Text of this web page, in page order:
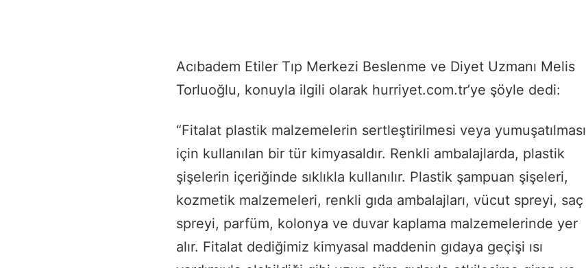
Acıbadem Etiler Tıp Merkezi Beslenme ve Diyet Uzmanı Melis
Torluoğlu, konuyla ilgili olarak hurriyet.com.tr’ye şöyle dedi:
“Fitalat plastik malzemelerin sertleştirilmesi veya yumuşatılması
için kullanılan bir tür kimyasaldır. Renkli ambalajlarda, plastik
şişelerin içeriğinde sıklıkla kullanılır. Plastik şampuan şişeleri,
kozmetik malzemeleri, renkli gıda ambalajları, vücut spreyi, saç
spreyi, parfüm, kolonya ve duvar kaplama malzemelerinde yer
alır. Fitalat dediğimiz kimyasal maddenin gıdaya geçişi ısı